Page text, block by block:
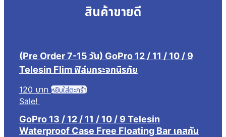
สินค้าขายดี
(Pre Order 7-15 วัน) GoPro 12 / 11 / 10 / 9
Telesin Flim ฟิล์มกระจกนิรภัย
120 บาท หยิบใส่ตะกร้า
Sale!
GoPro 13 / 12 / 11 / 10 / 9 Telesin
Waterproof Case Free Floating Bar เคสกัน